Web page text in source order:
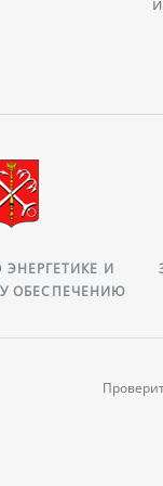
И
ОБЕСПЕЧЕНИЮ